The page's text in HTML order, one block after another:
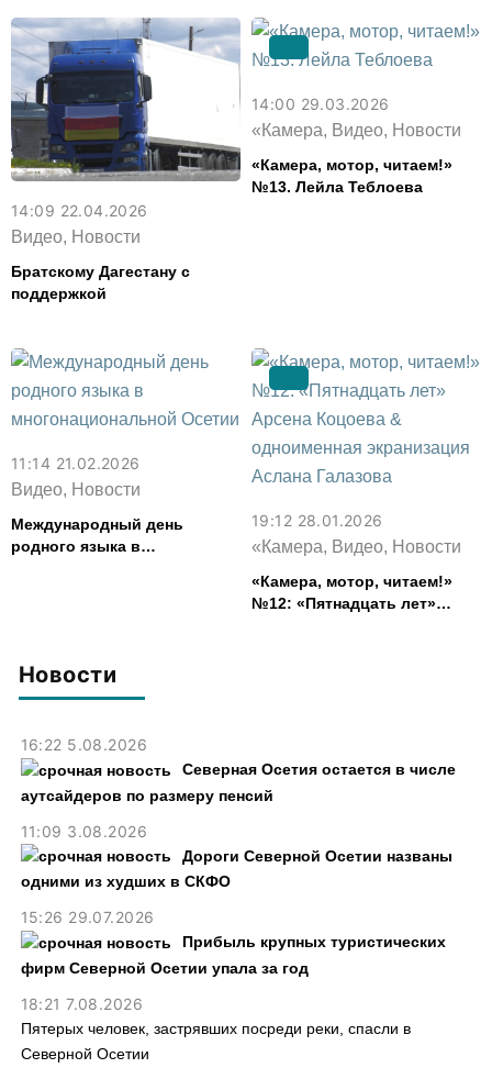
Новости
16:22 5.08.2026
Северная Осетия остается в числе
аутсайдеров по размеру пенсий
11:09 3.08.2026
Дороги Северной Осетии названы
одними из худших в СКФО
15:26 29.07.2026
Прибыль крупных туристических
фирм Северной Осетии упала за год
18:21 7.08.2026
Пятерых человек, застрявших посреди реки, спасли в
Северной Осетии
14:09 22.04.2026
Видео, Новости
Братскому Дагестану с
поддержкой
14:00 29.03.2026
«Камера, Видео, Новости
«Камера, мотор, читаем!»
№13. Лейла Теблоева
11:14 21.02.2026
Видео, Новости
Международный день
родного языка в
19:12 28.01.2026
«Камера, Видео, Новости
«Камера, мотор, читаем!»
№12: «Пятнадцать лет»